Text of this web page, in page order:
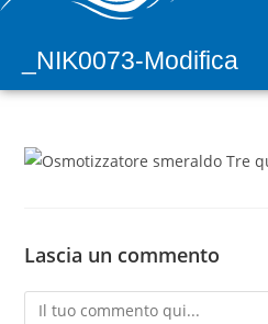
Vendita e
per il
_NIK0073-Modifica
Lascia un commento